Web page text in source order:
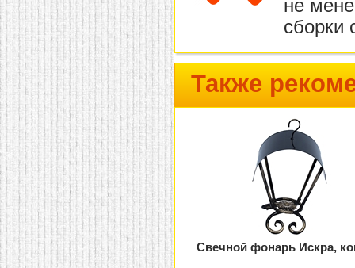
не
сборки
Также
Свечной фонарь Искра,